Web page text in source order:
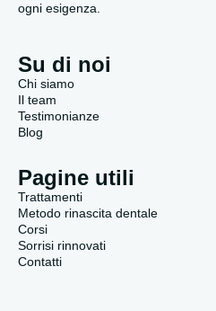
ogni esigenza.
Su di noi
Chi siamo
Il team
Testimonianze
Blog
Pagine utili
Trattamenti
Metodo rinascita dentale
Corsi
Sorrisi rinnovati
Contatti